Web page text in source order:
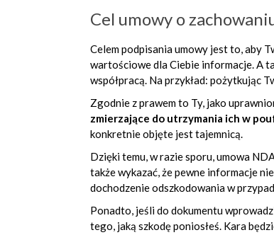
Cel umowy o
Celem podpisania umowy jest to, aby
wartościowe dla Ciebie informacje. A
współpracą. Na przykład: pożytkując
Zgodnie z prawem to Ty, jako
zmierzające do utrzymania ich w
konkretnie objęte jest tajemnicą.
Dzięki temu, w razie sporu, umowa
także wykazać, że pewne informacje
dochodzenie odszkodowania w
Ponadto, jeśli do dokumentu
tego, jaką szkodę poniosłeś. Kara